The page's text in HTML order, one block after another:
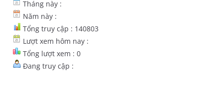
Tháng này :
Năm này :
Tổng truy cập : 140803
Lượt xem hôm nay :
Tổng lượt xem : 0
Đang truy cập :